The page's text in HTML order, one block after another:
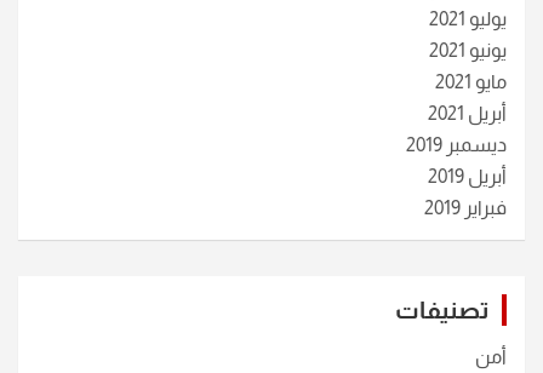
يوليو 2021
يونيو 2021
مايو 2021
أبريل 2021
ديسمبر 2019
أبريل 2019
فبراير 2019
تصنيفات
أمن